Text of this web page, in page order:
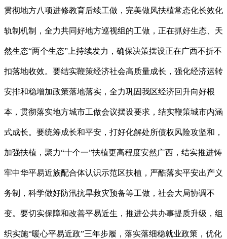
贯彻地方八项进修教育后续工做，完美做风扶植常态化长效化
轨制机制，全力共同好地方巡视组的工做，正在抓好生态、天
然生态“两个生态”上持续发力，确保决策摆设正在广西不折不
扣落地收效。要结实鞭策经济社会高质量成长，强化经济运转
安排和稳增加政策落地落实，全力巩固我区经济回升向好根
本，贯彻落实地方城市工做会议摆设要求，结实鞭策城市内涵
式成长。要统筹成长和平安，打好化解处所债权风险攻坚和，
加强扶植，聚力“十个一”扶植更高程度安然广西，结实推进铸
牢中华平易近族配合体认识示范区扶植，严酷落实平安出产义
务制，科学做好防汛抗旱救灾预备等工做，社会大局协调不
变。要切实保障和改善平易近生，推进公共办事提质升级，组
织实施“暖心平易近政”三年步履，落实落细稳就业政策，优化